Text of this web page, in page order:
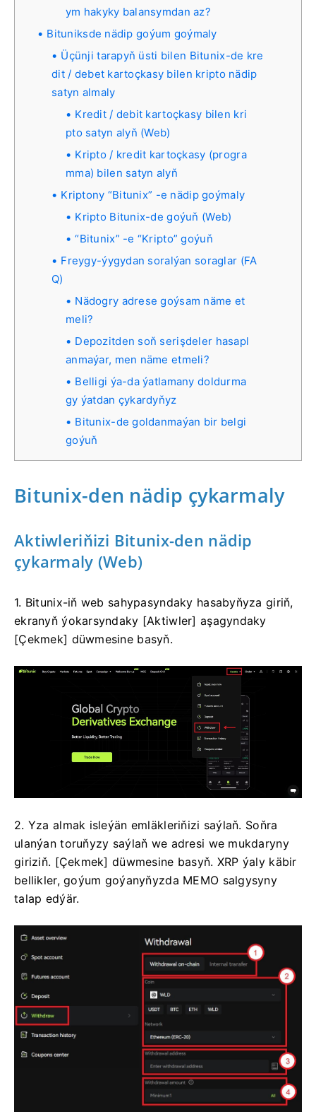
ym hakyky balansymdan az?
Bituniksde nädip goýum goýmaly
Üçünji tarapyň üsti bilen Bitunix-de kre
dit / debet kartoçkasy bilen kripto nädip
satyn almaly
Kredit / debit kartoçkasy bilen kri
pto satyn alyň (Web)
Kripto / kredit kartoçkasy (progra
mma) bilen satyn alyň
Kriptony “Bitunix” -e nädip goýmaly
Kripto Bitunix-de goýuň (Web)
“Bitunix” -e “Kripto” goýuň
Freygy-ýygydan soralýan soraglar (FA
Q)
Nädogry adrese goýsam näme et
meli?
Depozitden soň serişdeler hasapl
anmaýar, men näme etmeli?
Belligi ýa-da ýatlamany doldurma
gy ýatdan çykardyňyz
Bitunix-de goldanmaýan bir belgi
goýuň
Bitunix-den nädip çykarmaly
Aktiwleriňizi Bitunix-den nädip
çykarmaly (Web)
1. Bitunix-iň web sahypasyndaky hasabyňyza giriň,
ekranyň ýokarsyndaky [Aktiwler] aşagyndaky
[Çekmek] düwmesine basyň.
2. Yza almak isleýän emläkleriňizi saýlaň. Soňra
ulanýan toruňyzy saýlaň we adresi we mukdaryny
giriziň. [Çekmek] düwmesine basyň. XRP ýaly käbir
bellikler, goýum goýanyňyzda MEMO salgysyny
talap edýär.